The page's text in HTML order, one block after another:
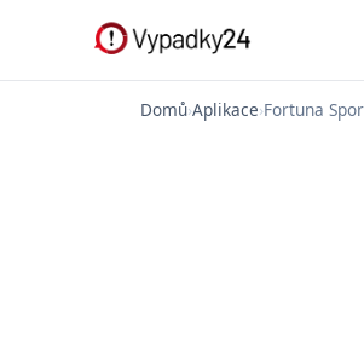
Domů›Aplikace›Fortuna